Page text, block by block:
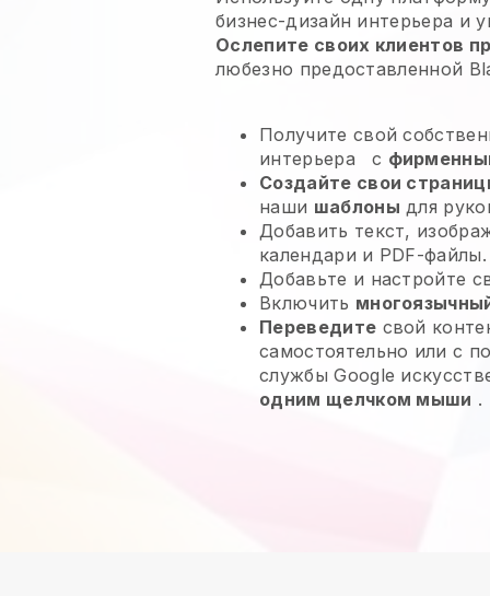
бизнес-дизайн интерьера и
Ослепите своих клиентов
любезно предоставленной
Получите свой
интерьера
с
Создайте свои
наши шаблоны для
Добавить текст,
календари и PDF-файлы.
Добавьте и настройте
Включить
Переведите свой
самостоятельно или с
службы Google
одним щелчком мыши .